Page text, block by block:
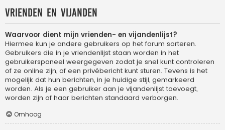
Vrienden en vijanden
Waarvoor dient mijn vrienden- en vijandenlijst?
Hiermee kun je andere gebruikers op het forum sorteren.
Gebruikers die in je vriendenlijst staan worden in het
gebruikerspaneel weergegeven zodat je snel kunt controleren
of ze online zijn, of een privébericht kunt sturen. Tevens is het
mogelijk dat hun berichten, in je huidige stijl, gemarkeerd
worden. Als je een gebruiker aan je vijandenlijst toevoegt,
worden zijn of haar berichten standaard verborgen.
Omhoog